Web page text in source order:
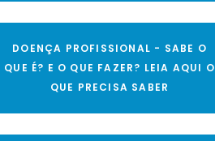
DOENÇA PROFISSIONAL - SABE O
QUE É? E O QUE FAZER? LEIA AQUI O
QUE PRECISA SABER